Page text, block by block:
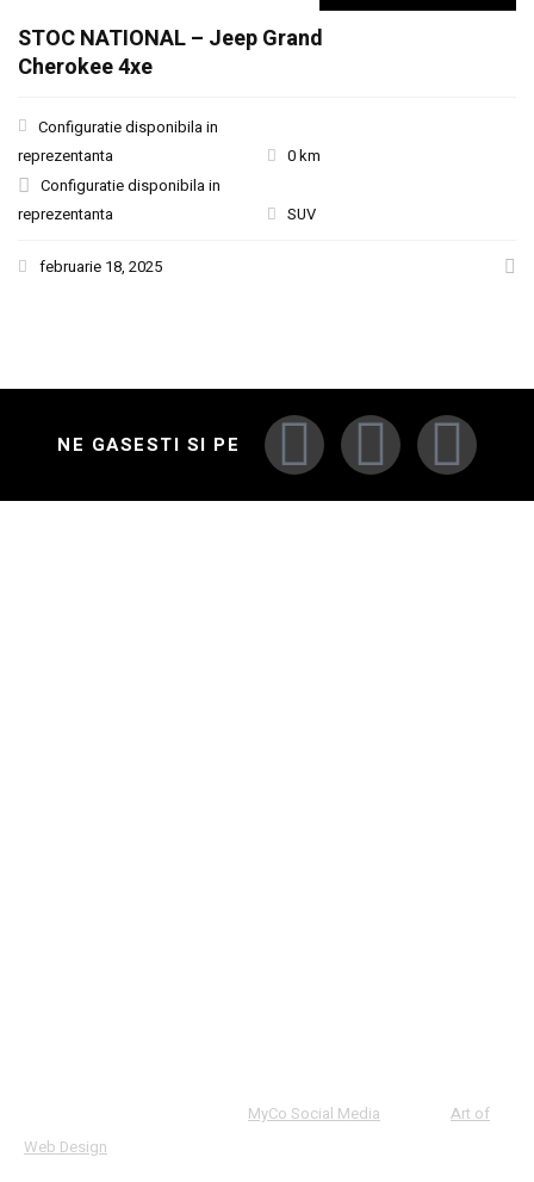
STOC NATIONAL – Jeep Grand
Cherokee 4xe
Configuratie disponibila in
reprezentanta
0 km
Configuratie disponibila in
reprezentanta
SUV
februarie 18, 2025
NE GASESTI SI PE
MyCo Social Media
Art of
Web Design